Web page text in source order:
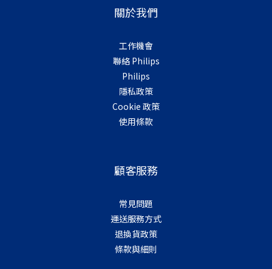
關於我們
工作機會
聯絡 Philips
Philips
隱私政策
Cookie 政策
使用條款
顧客服務
常見問題
運送服務方式
退換貨政策
條款與細則